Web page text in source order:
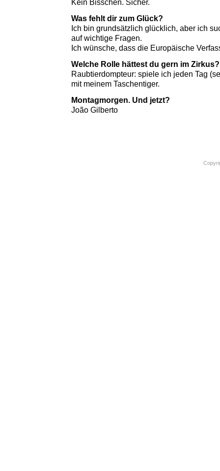
Kein Bisschen. Sicher.
Was fehlt dir zum Glück?
Ich bin grundsätzlich glücklich, aber ich
auf wichtige Fragen.
Ich wünsche, dass die Europäische
Welche Rolle hättest du gern im Zirkus?
Raubtierdompteur: spiele ich jeden Tag
mit meinem Taschentiger.
Montagmorgen. Und jetzt?
João Gilberto